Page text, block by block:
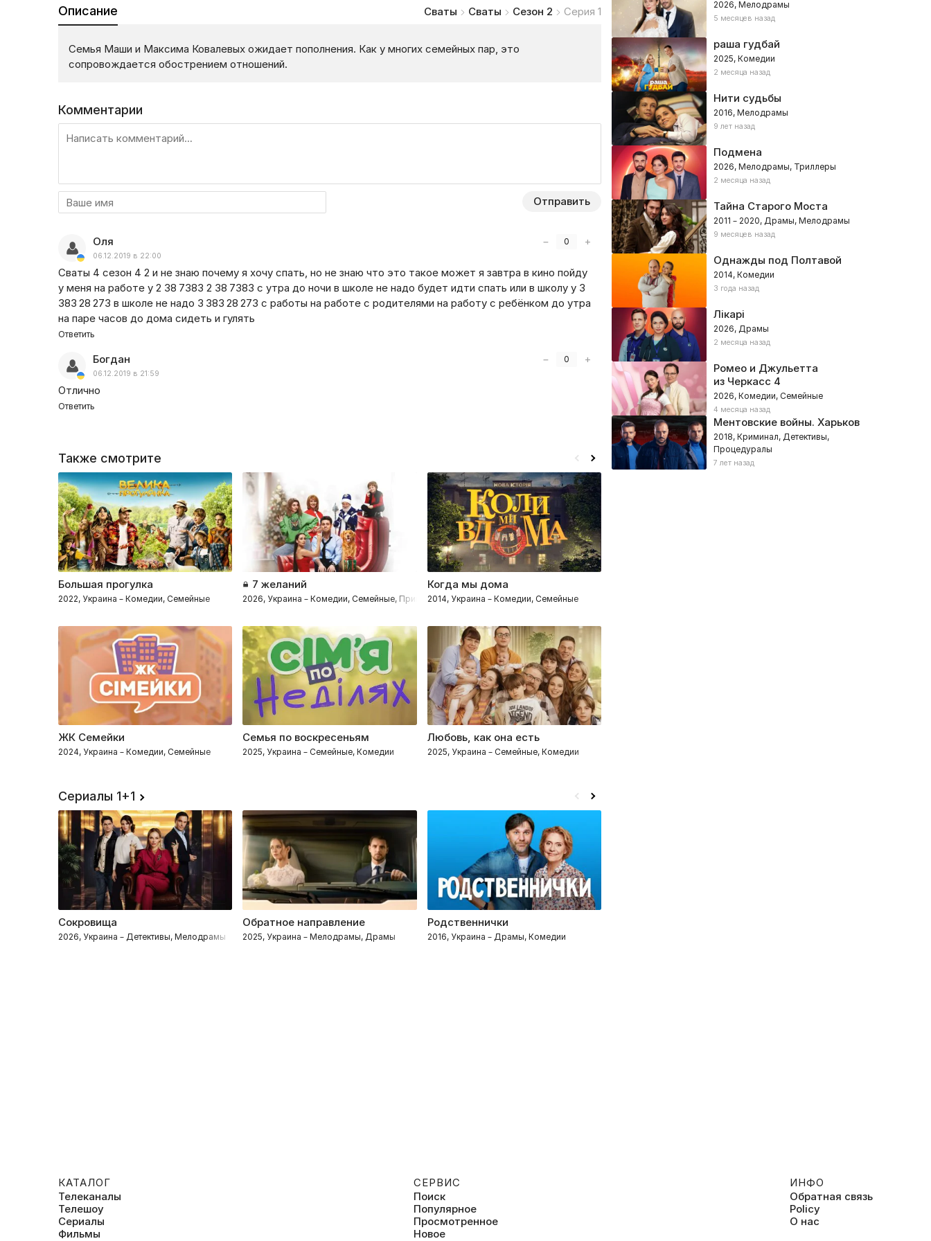
Описание Сваты Сваты Сезон 2 Серия 1
Семья Маши и Максима Ковалевых ожидает пополнения. Как у многих семейных пар, это
сопровождается обострением отношений.
Комментарии
Отправить
− 0 +
Оля
06.12.2019 в 22:00
Сваты 4 сезон 4 2 и не знаю почему я хочу спать, но не знаю что это такое может я завтра в кино пойду
у меня на работе у 2 38 7383 2 38 7383 с утра до ночи в школе не надо будет идти спать или в школу у 3
383 28 273 в школе не надо 3 383 28 273 с работы на работе с родителями на работу с ребёнком до утра
на паре часов до дома сидеть и гулять
Ответить
− 0 +
Богдан
06.12.2019 в 21:59
Отлично
Ответить
2026, Мелодрамы
5 месяцев назад
раша гудбай
2025, Комедии
2 месяца назад
Нити судьбы
2016, Мелодрамы
9 лет назад
Подмена
2026, Мелодрамы, Триллеры
2 месяца назад
Тайна Старого Моста
2011 – 2020, Драмы, Мелодрамы
9 месяцев назад
Однажды под Полтавой
2014, Комедии
3 года назад
Лікарі
2026, Драмы
2 месяца назад
Ромео и Джульетта
из Черкасс 4
2026, Комедии, Семейные
4 месяца назад
Ментовские войны. Харьков
2018, Криминал, Детективы,
Процедуралы
7 лет назад
Также смотрите
Большая прогулка
2022, Украина – Комедии, Семейные
7 желаний
2026, Украина – Комедии, Семейные, Приключения
Когда мы дома
2014, Украина – Комедии, Семейные
ЖК Семейки
2024, Украина – Комедии, Семейные
Семья по воскресеньям
2025, Украина – Семейные, Комедии
Любовь, как она есть
2025, Украина – Семейные, Комедии
Сериалы 1+1
Сокровища
2026, Украина – Детективы, Мелодрамы
Обратное направление
2025, Украина – Мелодрамы, Драмы
Родственнички
2016, Украина – Драмы, Комедии
КАТАЛОГ
Телеканалы
Телешоу
Сериалы
Фильмы
СЕРВИС
Поиск
Популярное
Просмотренное
Новое
ИНФО
Обратная связь
Policy
О нас